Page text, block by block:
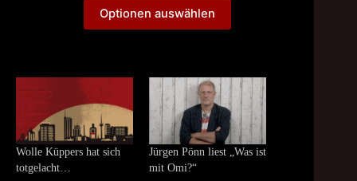
7,99 €
through
Optionen auswählen
Wolle Küppers hat sich
totgelacht…
Jürgen Pönn liest „Was ist
mit Omi?“